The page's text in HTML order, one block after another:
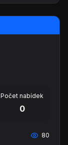
Počet nabídek
0
80